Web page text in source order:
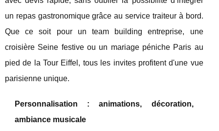
un repas gastronomique grâce au service traiteur à bord.
Que ce soit pour un team building entreprise, une
croisière Seine festive ou un mariage péniche Paris au
pied de la Tour Eiffel, tous les invites profitent d'une vue
parisienne unique.
Personnalisation : animations, décoration,
ambiance musicale